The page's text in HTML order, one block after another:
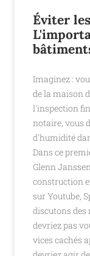
Éviter
Imaginez :
de la maison
l'inspection
notaire, vous
d'humidité
Dans ce
Glenn
construction
sur Youtube,
discutons des
devriez pas
vices cachés